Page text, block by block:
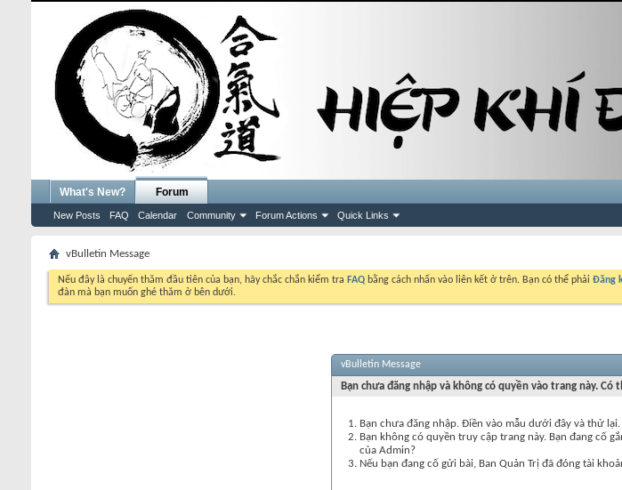
What's New? Forum
New Posts FAQ Calendar Community Forum Actions Quick Links
vBulletin Message
Nếu đây là chuyến thăm đầu tiên của bạn, hãy chắc chắn kiểm tra FAQ bằng cách nhấn vào liên kết ở trên. Bạn có thể phải Đăng
đàn mà bạn muốn ghé thăm ở bên dưới.
vBulletin Message
Bạn chưa đăng nhập và không có quyền vào trang này. Có
Bạn chưa đăng nhập. Điền vào mẫu dưới đây và thử lại.
Bạn không có quyền truy cập trang này. Bạn đang cố
của Admin?
Nếu bạn đang cố gửi bài, Ban Quản Trị đã đóng tài